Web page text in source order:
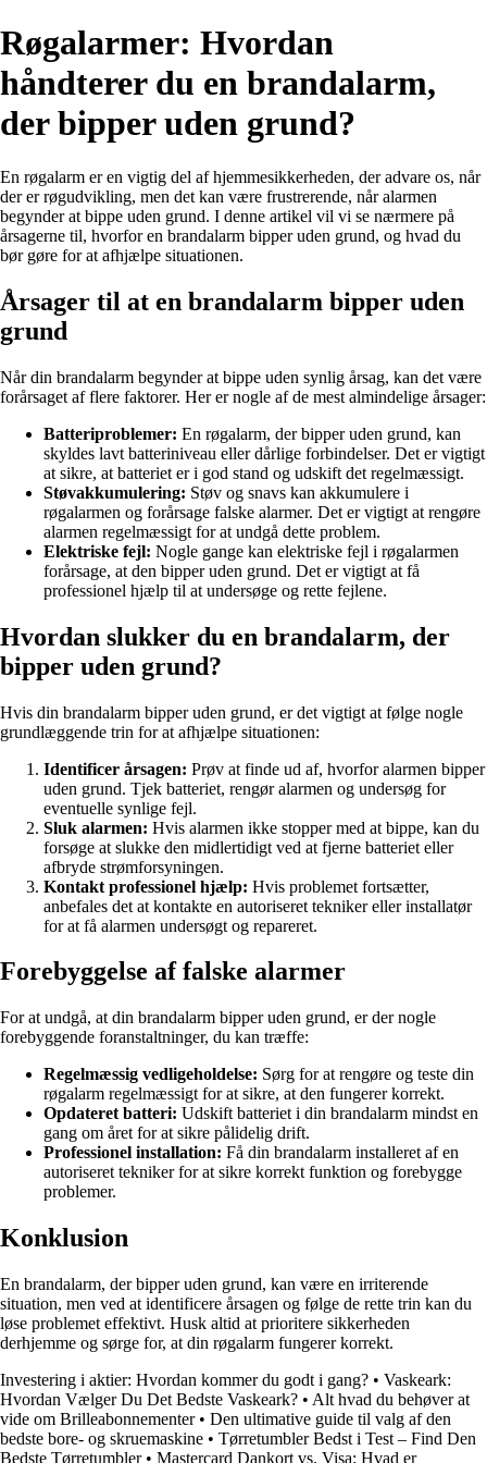
Røgalarmer: Hvordan
håndterer du en brandalarm,
der bipper uden grund?
En røgalarm er en vigtig del af hjemmesikkerheden, der advare os, når
der er røgudvikling, men det kan være frustrerende, når alarmen
begynder at bippe uden grund. I denne artikel vil vi se nærmere på
årsagerne til, hvorfor en brandalarm bipper uden grund, og hvad du
bør gøre for at afhjælpe situationen.
Årsager til at en brandalarm bipper uden
grund
Når din brandalarm begynder at bippe uden synlig årsag, kan det være
forårsaget af flere faktorer. Her er nogle af de mest almindelige årsager:
Batteriproblemer: En røgalarm, der bipper uden grund, kan
skyldes lavt batteriniveau eller dårlige forbindelser. Det er vigtigt
at sikre, at batteriet er i god stand og udskift det regelmæssigt.
Støvakkumulering: Støv og snavs kan akkumulere i
røgalarmen og forårsage falske alarmer. Det er vigtigt at rengøre
alarmen regelmæssigt for at undgå dette problem.
Elektriske fejl: Nogle gange kan elektriske fejl i røgalarmen
forårsage, at den bipper uden grund. Det er vigtigt at få
professionel hjælp til at undersøge og rette fejlene.
Hvordan slukker du en brandalarm, der
bipper uden grund?
Hvis din brandalarm bipper uden grund, er det vigtigt at følge nogle
grundlæggende trin for at afhjælpe situationen:
Identificer årsagen: Prøv at finde ud af, hvorfor alarmen bipper
uden grund. Tjek batteriet, rengør alarmen og undersøg for
eventuelle synlige fejl.
Sluk alarmen: Hvis alarmen ikke stopper med at bippe, kan du
forsøge at slukke den midlertidigt ved at fjerne batteriet eller
afbryde strømforsyningen.
Kontakt professionel hjælp: Hvis problemet fortsætter,
anbefales det at kontakte en autoriseret tekniker eller installatør
for at få alarmen undersøgt og repareret.
Forebyggelse af falske alarmer
For at undgå, at din brandalarm bipper uden grund, er der nogle
forebyggende foranstaltninger, du kan træffe:
Regelmæssig vedligeholdelse: Sørg for at rengøre og teste din
røgalarm regelmæssigt for at sikre, at den fungerer korrekt.
Opdateret batteri: Udskift batteriet i din brandalarm mindst en
gang om året for at sikre pålidelig drift.
Professionel installation: Få din brandalarm installeret af en
autoriseret tekniker for at sikre korrekt funktion og forebygge
problemer.
Konklusion
En brandalarm, der bipper uden grund, kan være en irriterende
situation, men ved at identificere årsagen og følge de rette trin kan du
løse problemet effektivt. Husk altid at prioritere sikkerheden
derhjemme og sørge for, at din røgalarm fungerer korrekt.
Investering i aktier: Hvordan kommer du godt i gang? • Vaskeark:
Hvordan Vælger Du Det Bedste Vaskeark? • Alt hvad du behøver at
vide om Brilleabonnementer• Den ultimative guide til valg af den
bedste bore- og skruemaskine • Tørretumbler Bedst i Test – Find Den
Bedste Tørretumbler• Mastercard Dankort vs. Visa: Hvad er